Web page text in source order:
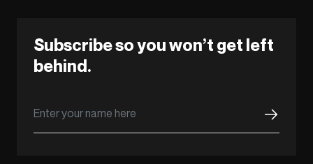
Subscribe so you won’t get left
behind.